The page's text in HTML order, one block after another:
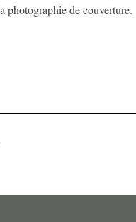
photographie de couverture.